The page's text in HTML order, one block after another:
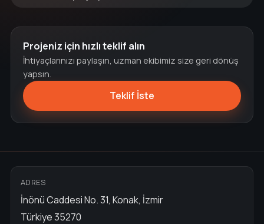
Projeniz için hızlı teklif alın
İhtiyaçlarınızı paylaşın, uzman ekibimiz size geri dönüş
yapsın.
Teklif İste
ADRES
İnönü Caddesi No. 31, Konak, İzmir
Türkiye 35270